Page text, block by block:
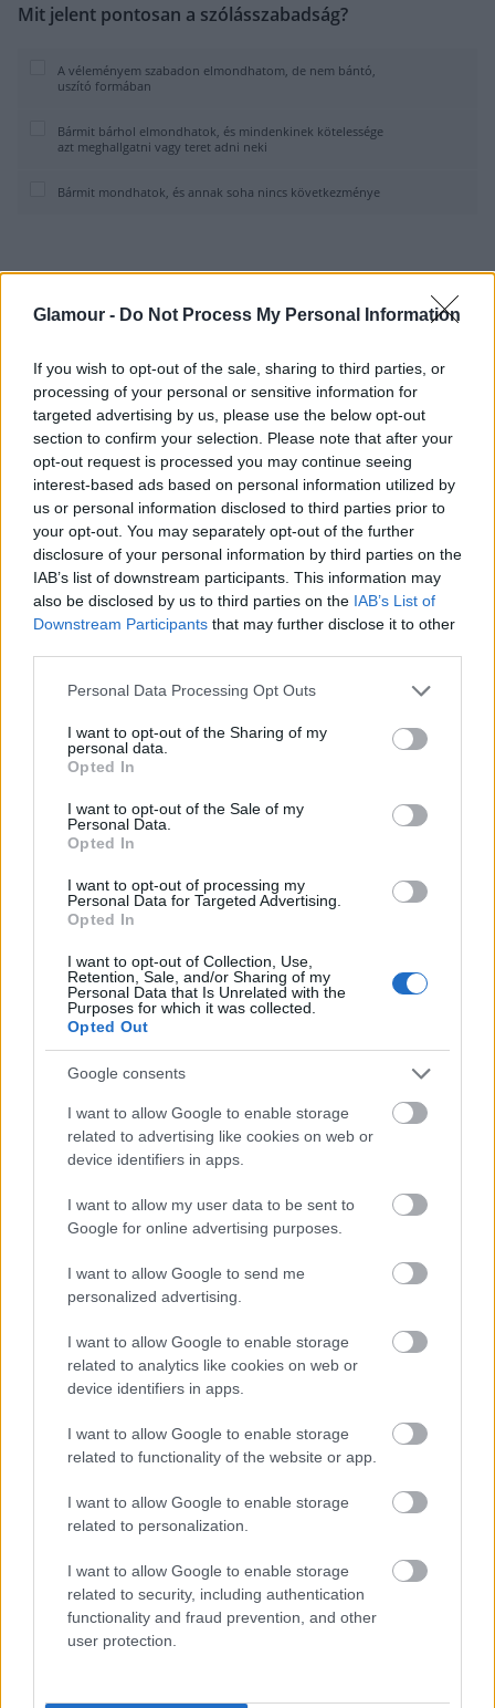
Glamour - Do Not Process My Personal Information
If you wish to opt-out of the sale, sharing to third parties, or
processing of your personal or sensitive information for
targeted advertising by us, please use the below opt-out
section to confirm your selection. Please note that after your
opt-out request is processed you may continue seeing
interest-based ads based on personal information utilized by
us or personal information disclosed to third parties prior to
your opt-out. You may separately opt-out of the further
disclosure of your personal information by third parties on the
IAB’s list of downstream participants. This information may
also be disclosed by us to third parties on the IAB’s List of
Downstream Participants that may further disclose it to other
Please note that this website/app uses one or more Google
not limited to your visit or usage behaviour. You may click to
grant or deny consent to Google and its third-party tags to
use your data for below specified purposes in below Google
consent section.
Personal Data Processing Opt Outs
I want to opt-out of the Sharing of my
personal data.
Opted In
I want to opt-out of the Sale of my
Personal Data.
Opted In
I want to opt-out of processing my
Personal Data for Targeted Advertising.
Opted In
I want to opt-out of Collection, Use,
Retention, Sale, and/or Sharing of my
Personal Data that Is Unrelated with the
Purposes for which it was collected.
Opted Out
Google consents
I want to allow Google to enable storage
related to advertising like cookies on web or
device identifiers in apps.
I want to allow my user data to be sent to
Google for online advertising purposes.
I want to allow Google to send me
personalized advertising.
I want to allow Google to enable storage
related to analytics like cookies on web or
device identifiers in apps.
I want to allow Google to enable storage
related to functionality of the website or app.
I want to allow Google to enable storage
related to personalization.
I want to allow Google to enable storage
related to security, including authentication
functionality and fraud prevention, and other
user protection.
Mit jelent pontosan a szólásszabadság?
A véleményem szabadon elmondhatom, de nem bántó,
uszító formában
Bármit bárhol elmondhatok, és mindenkinek kötelessége
azt meghallgatni vagy teret adni neki
Bármit mondhatok, és annak soha nincs következménye
Mit jelent valójában a kritikus gondolkodás?
Egyet nem értés minden hivatalos állásponttal
Annak képességét, hogy kérdéseket tegyünk fel, ne
fogadjunk el mindent vakon
Mit jelent pontosan a „generációs különbség”
fogalma?
Azt, hogy az idősebbek mindig elutasítják az újat
Vissza az elejére
Nos, hogy sikerült? Ha volt olyan fogalom, aminél
elbizonytalanodtál, ne aggódj – nem vagy egyedül!
Sokszor még felnőttként is hajlamosak vagyunk
rosszul használnibizonyos kifejezéseket
félreérteni a mögöttes jelentésüket. A lényeg, hogy
most már egy fokkalmagabiztosabban mozogsz
ezek között a fogalmak között, és legközelebb, ha
szóba kerülnek, már pontosan tudni fogod, mit
jelentenek!